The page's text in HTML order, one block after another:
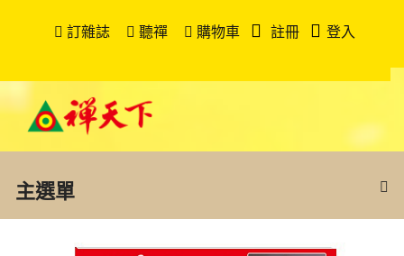
訂雜誌 聽禪 購物車 註冊 登入
主選單